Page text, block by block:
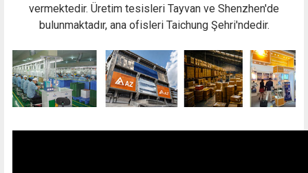
vermektedir. Üretim tesisleri Tayvan ve Shenzhen'de
bulunmaktadır, ana ofisleri Taichung Şehri'ndedir.